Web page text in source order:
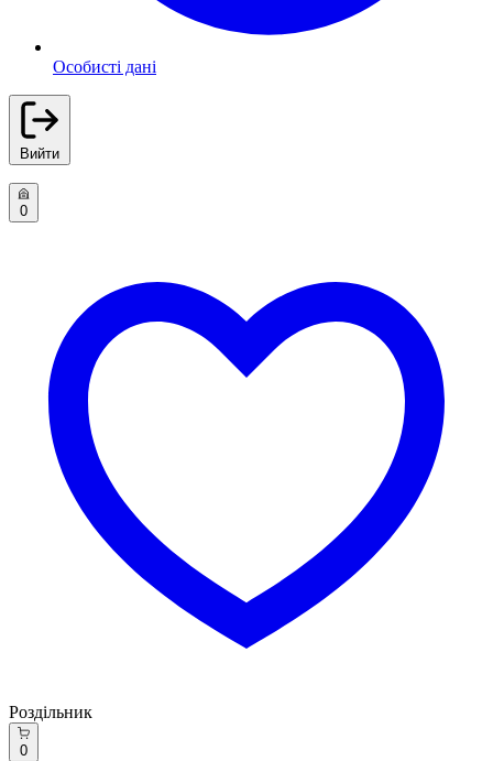
Особисті дані
Вийти
0
Роздільник
0